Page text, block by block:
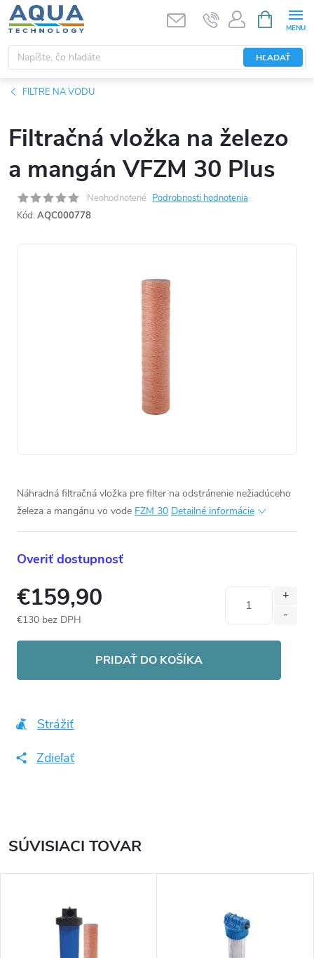
Prejsť
na
obsah
HĽADAŤ
KOŠÍK
FILTRE NA VODU
Filtračná vložka na železo
a mangán VFZM 30 Plus
Neohodnotené Podrobnosti hodnotenia
Kód: AQC000778
Náhradná filtračná vložka pre filter na odstránenie nežiadúceho
železa a mangánu vo vode FZM 30 Detailné informácie
Overiť dostupnosť
€159,90
€130 bez DPH
PRIDAŤ DO KOŠÍKA
Strážiť
Zdieľať
SÚVISIACI TOVAR